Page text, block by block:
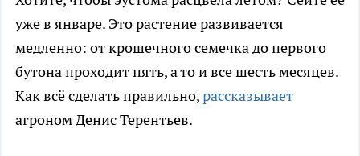
уже в январе. Это растение развивается
медленно: от крошечного семечка до первого
бутона проходит пять, а то и все шесть месяцев.
Как всё сделать правильно,рассказывает
агроном Денис Терентьев.